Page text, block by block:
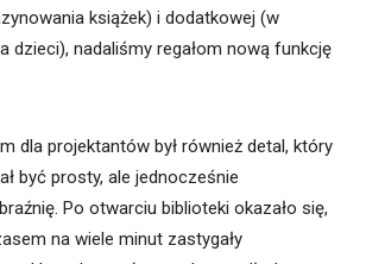
książek) i dodatkowej (w
dzieci), nadaliśmy regałom nową funkcję
dla projektantów był również detal, który
być prosty, ale jednocześnie
Po otwarciu biblioteki okazało się,
na wiele minut zastygały